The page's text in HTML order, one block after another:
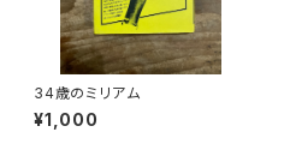
34歳のミリアム
¥1,000